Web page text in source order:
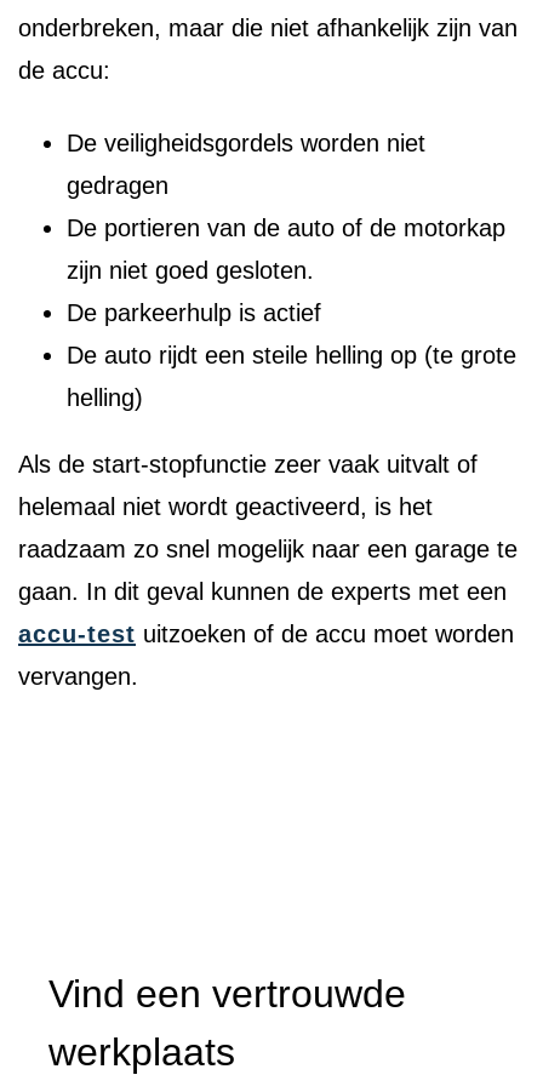
onderbreken, maar die niet afhankelijk zijn van
de accu:
De veiligheidsgordels worden niet
gedragen
De portieren van de auto of de motorkap
zijn niet goed gesloten.
De parkeerhulp is actief
De auto rijdt een steile helling op (te grote
helling)
Als de start-stopfunctie zeer vaak uitvalt of
helemaal niet wordt geactiveerd, is het
raadzaam zo snel mogelijk naar een garage te
gaan. In dit geval kunnen de experts met een
accu-test uitzoeken of de accu moet worden
vervangen.
Vind een vertrouwde
werkplaats